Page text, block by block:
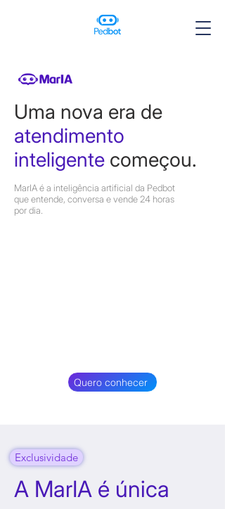
Uma nova era de
atendimento
inteligente começou.
MarIA é a inteligência artificial da Pedbot
que entende, conversa e vende 24 horas
por dia.
Quero conhecer
Exclusividade
A MarIA é única